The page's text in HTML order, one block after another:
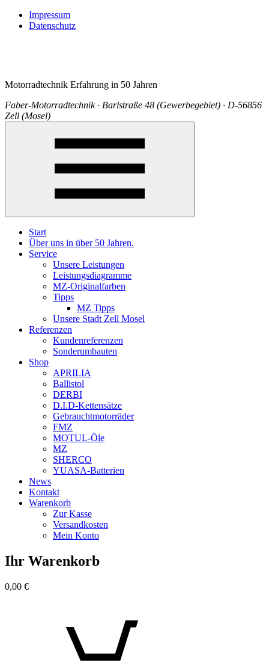
Impressum
Datenschutz
Motorradtechnik Erfahrung in 50 Jahren
Faber-Motorradtechnik · Barlstraße 48 (Gewerbegebiet) · D-56856
Zell (Mosel)
Start
Über uns in über 50 Jahren.
Service
Unsere Leistungen
Leistungsdiagramme
MZ-Originalfarben
Tipps
MZ Tipps
Unsere Stadt Zell Mosel
Referenzen
Kundenreferenzen
Sonderumbauten
Shop
APRILIA
Ballistol
DERBI
D.I.D-Kettensätze
Gebrauchtmotorräder
FMZ
MOTUL-Öle
MZ
SHERCO
YUASA-Batterien
News
Kontakt
Warenkorb
Zur Kasse
Versandkosten
Mein Konto
Ihr Warenkorb
0,00 €